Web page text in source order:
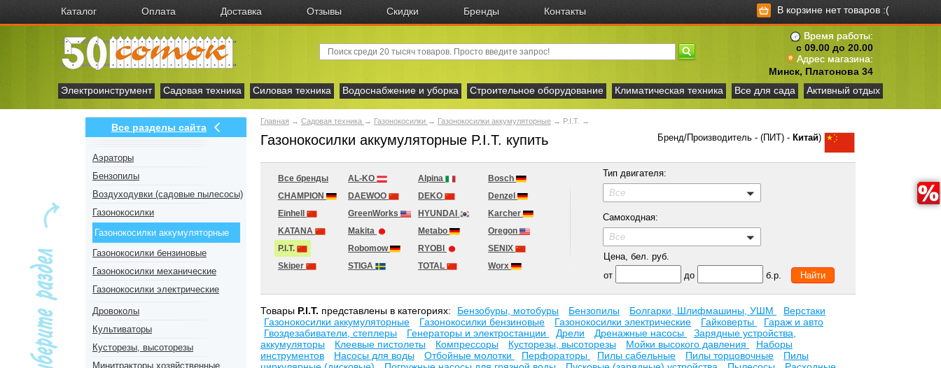
Каталог Оплата Доставка Отзывы Скидки Бренды Контакты В корзине нет товаров :(
Время работы:
с 09.00 до 20.00
Адрес магазина:
Минск, Платонова 34
Электроинструмент
Садовая техника Силовая техника Водоснабжение и уборка Строительное оборудование Климатическая техника Все для сада Активный отдых
Все разделы сайта
Аэраторы
Бензопилы
Воздуходувки (садовые пылесосы)
Газонокосилки
Газонокосилки аккумуляторные
Газонокосилки бензиновые
Газонокосилки механические
Газонокосилки электрические
Дровоколы
Культиваторы
Кусторезы, высоторезы
Минитракторы хозяйственные
Главная → Садовая техника → Газонокосилки → Газонокосилки аккумуляторные → P.I.T. →
Газонокосилки аккумуляторные P.I.T. купить Бренд/Производитель - (ПИТ) - Китай)
Все бренды AL-KO Alpina
Bosch
CHAMPION
DAEWOO DEKO
Denzel
Einhell
GreenWorks HYUNDAI
Karcher
KATANA
Makita Metabo
Oregon
P.I.T.
Robomow RYOBI
SENIX
Skiper
STIGA TOTAL Worx
Тип двигателя:
Все
Самоходная:
Все
Цена, бел. руб.
от
до б.р.
Товары P.I.T. представлены в категориях: Бензобуры, мотобуры Бензопилы Болгарки, Шлифмашины, УШМ
Верстаки
Газонокосилки аккумуляторные
Газонокосилки бензиновые Газонокосилки электрические Гайковерты
Гараж и авто
Гвоздезабиватели, степлеры
Генераторы и электростанции Дрели Дренажные насосы
Зарядные устройства,
аккумуляторы
Клеевые пистолеты Компрессоры Кусторезы, высоторезы Мойки высокого давления
Наборы
инструментов
Насосы для воды Отбойные молотки Перфораторы Пилы сабельные Пилы торцовочные
Пилы